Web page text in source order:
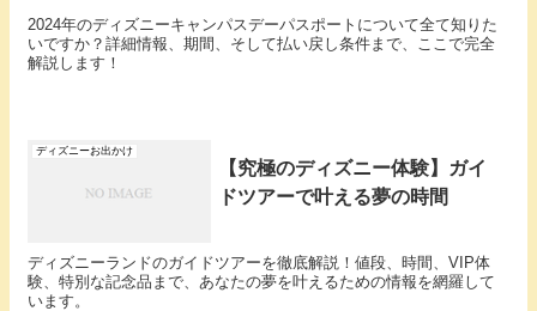
2024年のディズニーキャンパスデーパスポートについて全て知りた
いですか？詳細情報、期間、そして払い戻し条件まで、ここで完全
解説します！
ディズニーお出かけ
【究極のディズニー体験】ガイ
ドツアーで叶える夢の時間
ディズニーランドのガイドツアーを徹底解説！値段、時間、VIP体
験、特別な記念品まで、あなたの夢を叶えるための情報を網羅して
います。